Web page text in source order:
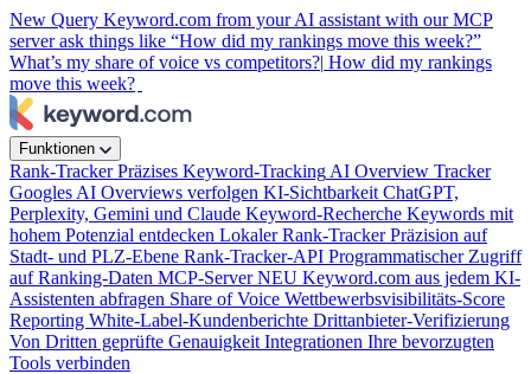
New Query Keyword.com from your AI assistant with our MCP
server ask things like “How did my rankings move this week?”
What’s my share of voice vs competitors?| How did my rankings
move this week?
Funktionen
Rank-TrackerPräzises Keyword-Tracking AI Overview Tracker
Googles AI Overviews verfolgen KI-Sichtbarkeit ChatGPT,
Perplexity, Gemini und Claude Keyword-Recherche Keywords mit
hohem Potenzial entdecken Lokaler Rank-TrackerPräzision auf
Stadt- und PLZ-Ebene Rank-Tracker-API Programmatischer Zugriff
auf Ranking-Daten MCP-ServerNEU Keyword.com aus jedem KI-
Assistenten abfragen Share of Voice Wettbewerbsvisibilitäts-Score
Reporting White-Label-Kundenberichte Drittanbieter-Verifizierung
Von Dritten geprüfte Genauigkeit Integrationen Ihre bevorzugten
Tools verbinden